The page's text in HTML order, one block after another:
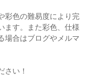
彩色の難易度により完
ます。また彩色、仕様
場合はブログやメルマ
さい！